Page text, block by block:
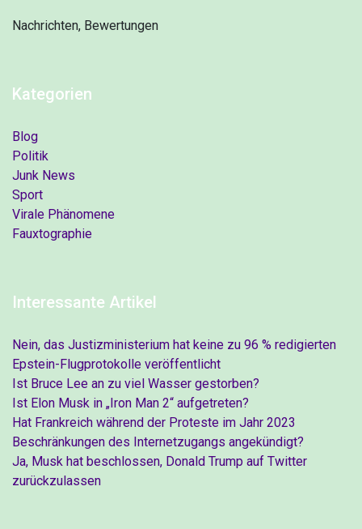
Nachrichten, Bewertungen
Kategorien
Blog
Politik
Junk News
Sport
Virale Phänomene
Fauxtographie
Interessante Artikel
Nein, das Justizministerium hat keine zu 96 % redigierten
Epstein-Flugprotokolle veröffentlicht
Ist Bruce Lee an zu viel Wasser gestorben?
Ist Elon Musk in „Iron Man 2“ aufgetreten?
Hat Frankreich während der Proteste im Jahr 2023
Beschränkungen des Internetzugangs angekündigt?
Ja, Musk hat beschlossen, Donald Trump auf Twitter
zurückzulassen